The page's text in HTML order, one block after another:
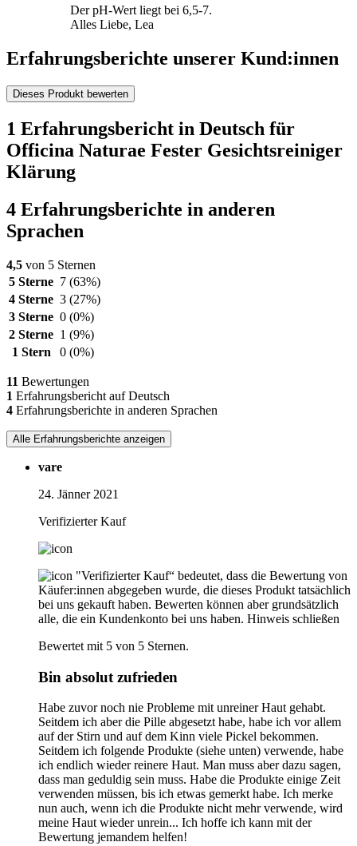
Der pH-Wert liegt bei 6,5-7.
Alles Liebe, Lea
Erfahrungsberichte unserer Kund:innen
Dieses Produkt bewerten
1 Erfahrungsbericht in Deutsch für
Officina Naturae Fester Gesichtsreiniger
Klärung
4 Erfahrungsberichte in anderen
Sprachen
4,5 von 5 Sternen
5 Sterne 7 (63%)
4 Sterne 3 (27%)
3 Sterne 0 (0%)
2 Sterne 1 (9%)
1 Stern
0 (0%)
11 Bewertungen
1 Erfahrungsbericht auf Deutsch
4 Erfahrungsberichte in anderen Sprachen
Alle Erfahrungsberichte anzeigen
vare
24. Jänner 2021
Verifizierter Kauf
"Verifizierter Kauf“ bedeutet, dass die Bewertung von
Käufer:innen abgegeben wurde, die dieses Produkt tatsächlich
bei uns gekauft haben. Bewerten können aber grundsätzlich
alle, die ein Kundenkonto bei uns haben. Hinweis schließen
Bewertet mit 5 von 5 Sternen.
Bin absolut zufrieden
Habe zuvor noch nie Probleme mit unreiner Haut gehabt.
Seitdem ich aber die Pille abgesetzt habe, habe ich vor allem
auf der Stirn und auf dem Kinn viele Pickel bekommen.
Seitdem ich folgende Produkte (siehe unten) verwende, habe
ich endlich wieder reinere Haut. Man muss aber dazu sagen,
dass man geduldig sein muss. Habe die Produkte einige Zeit
verwenden müssen, bis ich etwas gemerkt habe. Ich merke
nun auch, wenn ich die Produkte nicht mehr verwende, wird
meine Haut wieder unrein... Ich hoffe ich kann mit der
Bewertung jemandem helfen!